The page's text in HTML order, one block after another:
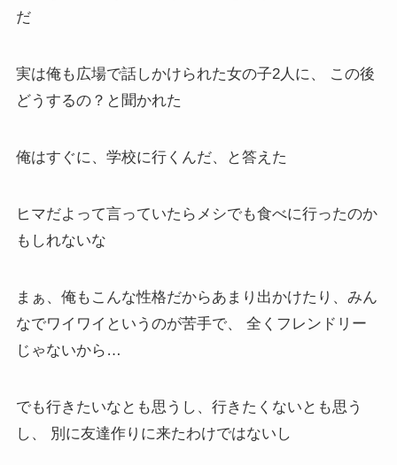
だ
実は俺も広場で話しかけられた女の子2人に、 この後
どうするの？と聞かれた
俺はすぐに、学校に行くんだ、と答えた
ヒマだよって言っていたらメシでも食べに行ったのか
もしれないな
まぁ、俺もこんな性格だからあまり出かけたり、みん
なでワイワイというのが苦手で、 全くフレンドリー
じゃないから…
でも行きたいなとも思うし、行きたくないとも思う
し、 別に友達作りに来たわけではないし